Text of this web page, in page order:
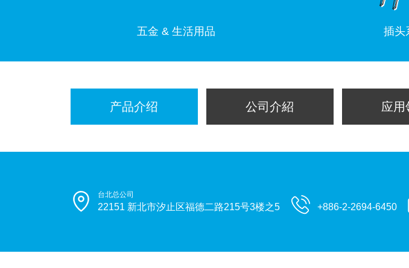
五金 & 生活用品 插头
产品介绍 公司介紹 应用
台北总公司
22151 新北市汐止区福德二路215号3楼之5 +886-2-2694-6450